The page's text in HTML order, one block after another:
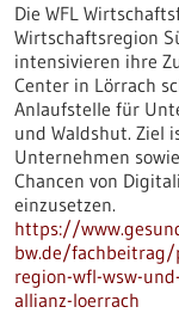
Die WFL
Wirtschaftsregion
intensivieren ihre
Center in Lörrach
Anlaufstelle für
und Waldshut. Ziel
Unternehmen
Chancen von
einzusetzen.
https://
bw.de/
region-wfl-wsw-
allianz-loerrach